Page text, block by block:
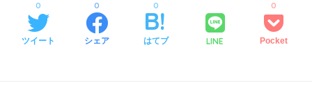
ツイート
0
シェア
0
はてブ
0
LINE Pocket
0